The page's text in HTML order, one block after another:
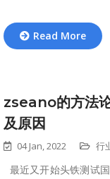
Read More
zseano的方法
及原因
04 Jan, 2022 行
最近又开始头铁测试